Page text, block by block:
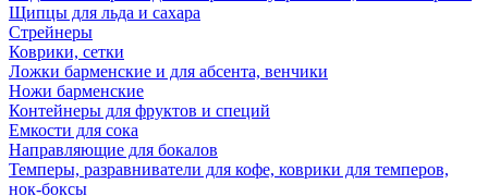
Щипцы для льда и сахара
Стрейнеры
Коврики, сетки
Ложки барменские и для абсента, венчики
Ножи барменские
Контейнеры для фруктов и специй
Емкости для сока
Направляющие для бокалов
Темперы, разравниватели для кофе, коврики для темперов,
нок-боксы